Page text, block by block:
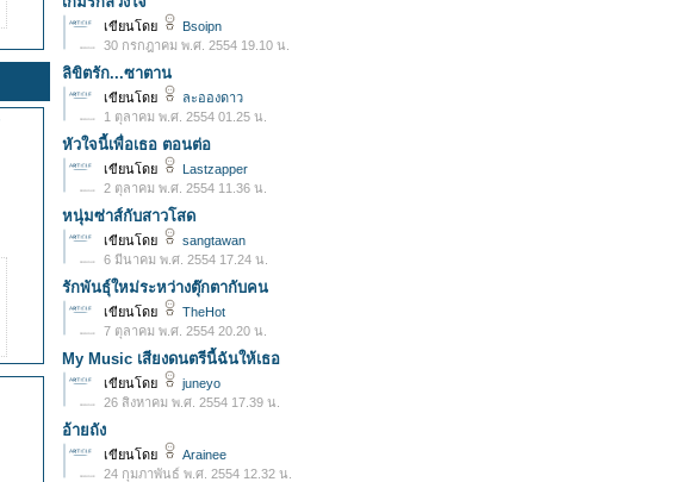
เขียนโดย
Bsoipn
30 กรกฎาคม พ.ศ. 2554 19.10 น.
ลิขิตรัก...ซาตาน
เขียนโดย
ละอองดาว
1 ตุลาคม พ.ศ. 2554 01.25 น.
หัวใจนี้เพื่อเธอ ตอนต่อ
เขียนโดย
Lastzapper
2 ตุลาคม พ.ศ. 2554 11.36 น.
หนุ่มซ่าส์กับสาวโสด
เขียนโดย
sangtawan
6 มีนาคม พ.ศ. 2554 17.24 น.
รักพันธุ์ใหม่ระหว่างตุ๊กตากับคน
เขียนโดย
TheHot
7 ตุลาคม พ.ศ. 2554 20.20 น.
My Music เสียงดนตรีนี้ฉันให้เธอ
เขียนโดย
juneyo
26 สิงหาคม พ.ศ. 2554 17.39 น.
อ้ายถัง
เขียนโดย
Arainee
24 กุมภาพันธ์ พ.ศ. 2554 12.32 น.